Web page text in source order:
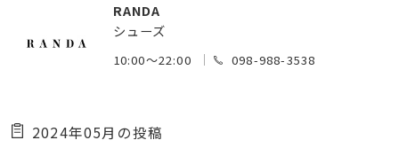
RANDA
シューズ
10:00～22:00 098-988-3538
2024年05月の投稿